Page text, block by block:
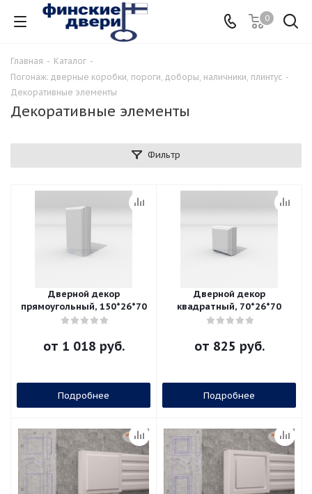
0
Главная - Каталог -
Погонаж: дверные коробки, пороги, доборы, наличники, плинтус -
Декоративные элементы
Декоративные элементы
Фильтр
Дверной декор
прямоугольный, 150*26*70
от 1 018 руб.
Подробнее
Дверной декор
квадратный, 70*26*70
от 825 руб.
Подробнее